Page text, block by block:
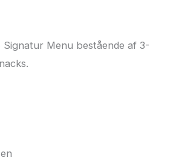
Menu bestående af 3-